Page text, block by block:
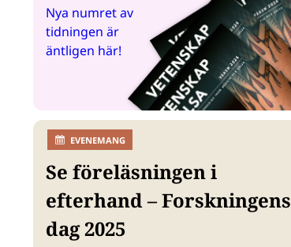
Nya numret av
tidningen är
äntligen här!
EVENEMANG
Se föreläsningen i
efterhand – Forskningens
dag 2025